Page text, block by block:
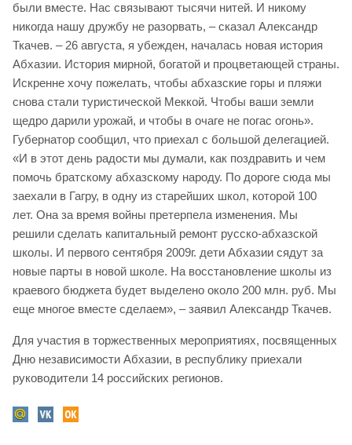
были вместе. Нас связывают тысячи нитей. И никому
никогда нашу дружбу не разорвать, – сказал Александр
Ткачев. – 26 августа, я убежден, началась новая история
Абхазии. История мирной, богатой и процветающей страны.
Искренне хочу пожелать, чтобы абхазские горы и пляжи
снова стали туристической Меккой. Чтобы ваши земли
щедро дарили урожай, и чтобы в очаге не погас огонь».
Губернатор сообщил, что приехал с большой делегацией.
«И в этот день радости мы думали, как поздравить и чем
помочь братскому абхазскому народу. По дороге сюда мы
заехали в Гагру, в одну из старейших школ, которой 100
лет. Она за время войны претерпела изменения. Мы
решили сделать капитальный ремонт русско-абхазской
школы. И первого сентября 2009г. дети Абхазии сядут за
новые парты в новой школе. На восстановление школы из
краевого бюджета будет выделено около 200 млн. руб. Мы
еще многое вместе сделаем», – заявил Александр Ткачев.
Для участия в торжественных мероприятиях, посвященных
Дню независимости Абхазии, в республику приехали
руководители 14 российских регионов.